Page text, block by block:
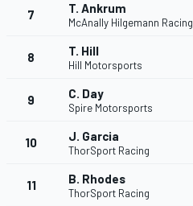
7 T. Ankrum
McAnally Hilgemann Racing
8 T. Hill
Hill Motorsports
9 C. Day
Spire Motorsports
10 J. Garcia
ThorSport Racing
11 B. Rhodes
ThorSport Racing